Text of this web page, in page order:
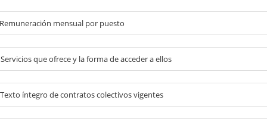
mensual por puesto
que ofrece y la forma de acceder a ellos
íntegro de contratos colectivos vigentes